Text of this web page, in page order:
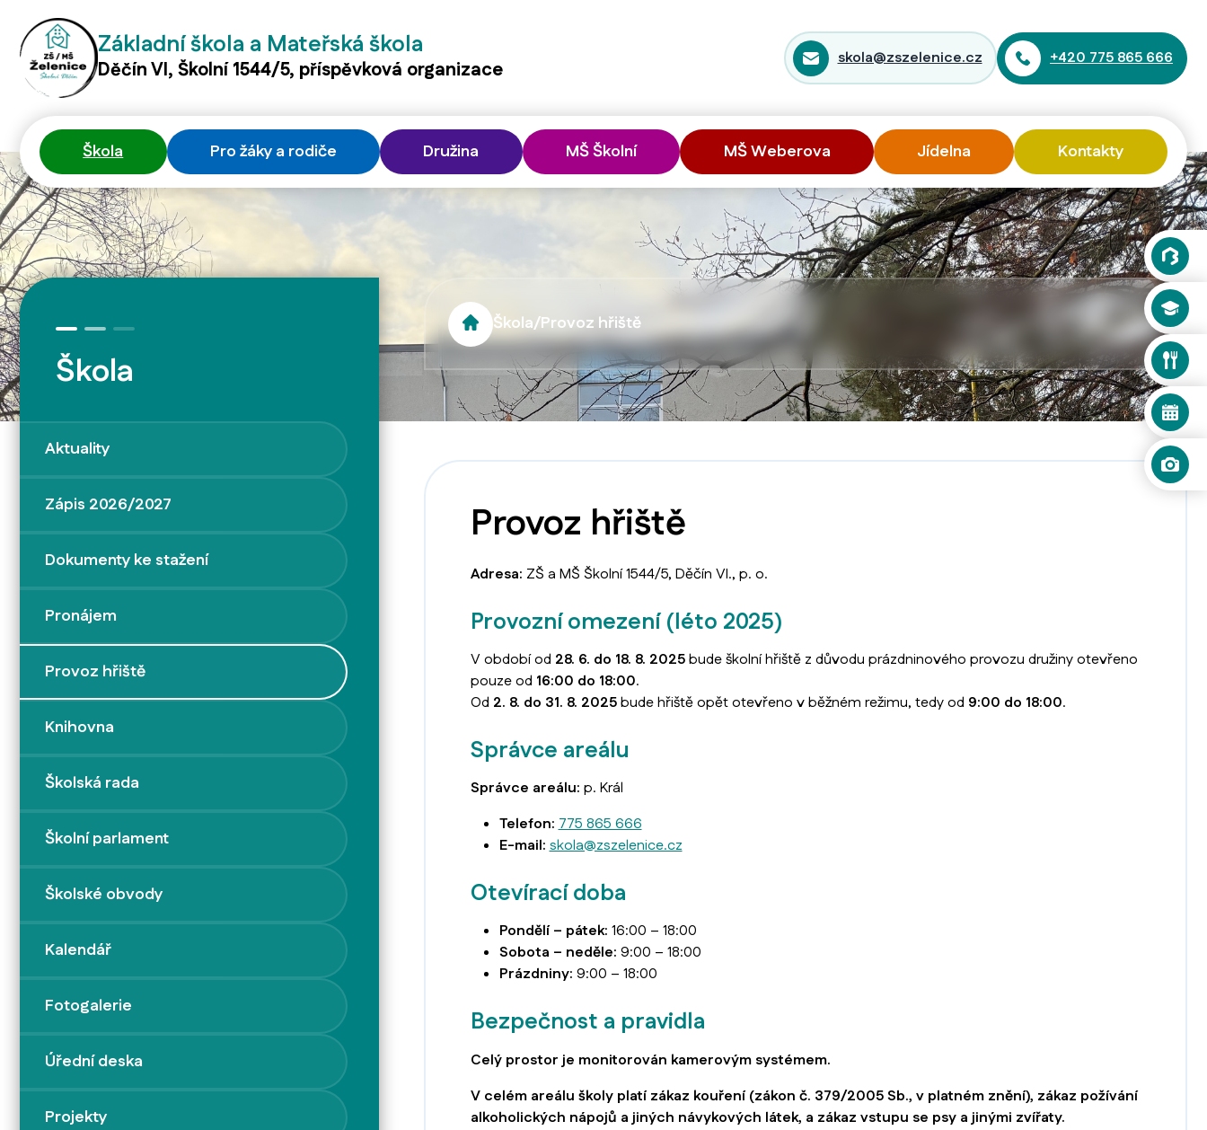
Základní škola a Mateřská škola
Děčín VI, Školní 1544/5, příspěvková organizace skola@zszelenice.cz +420 775 865 666
Škola Pro žáky a rodiče Družina MŠ Školní MŠ Weberova Jídelna Kontakty
Škola/Provoz hřiště
Provoz hřiště
Adresa: ZŠ a MŠ Školní 1544/5, Děčín VI., p. o.
Provozní omezení (léto 2025)
V období od 28. 6. do 18. 8. 2025bude školní hřiště z důvodu prázdninového provozu družiny otevřeno
pouze od 16:00 do 18:00.
Od 2. 8. do 31. 8. 2025bude hřiště opět otevřeno v běžném režimu, tedy od 9:00 do 18:00.
Správce areálu
Správce areálu: p. Král
Telefon:775 865 666
E-mail:skola@zszelenice.cz
Otevírací doba
Pondělí – pátek: 16:00 – 18:00
Sobota – neděle: 9:00 – 18:00
Prázdniny: 9:00 – 18:00
Bezpečnost a pravidla
Celý prostor je monitorován kamerovým systémem.
V celém areálu školy platí zákaz kouření (zákon č. 379/2005 Sb., v platném znění), zákaz požívání
alkoholických nápojů a jiných návykových látek, a zákaz vstupu se psy a jinými zvířaty.
Škola
Aktuality
Zápis 2026/2027
Dokumenty ke stažení
Pronájem
Provoz hřiště
Knihovna
Školská rada
Školní parlament
Školské obvody
Kalendář
Fotogalerie
Úřední deska
Projekty